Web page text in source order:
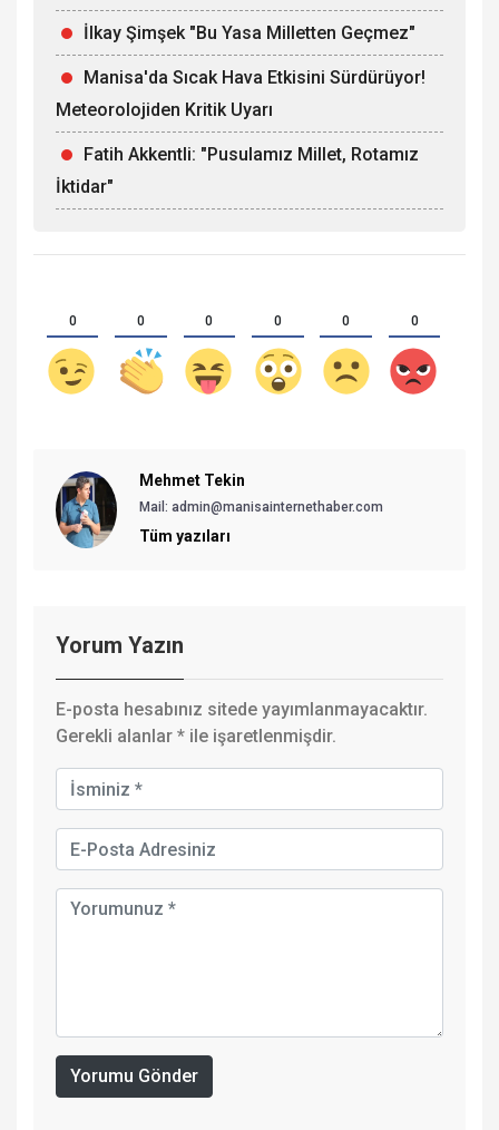
İlkay Şimşek "Bu Yasa Milletten Geçmez"
Manisa'da Sıcak Hava Etkisini Sürdürüyor!
Meteorolojiden Kritik Uyarı
Fatih Akkentli: "Pusulamız Millet, Rotamız
İktidar"
0 0 0 0 0 0
Mehmet Tekin
Mail: admin@manisainternethaber.com
Tüm yazıları
Yorum Yazın
E-posta hesabınız sitede yayımlanmayacaktır.
Gerekli alanlar * ile işaretlenmişdir.
Yorumu Gönder